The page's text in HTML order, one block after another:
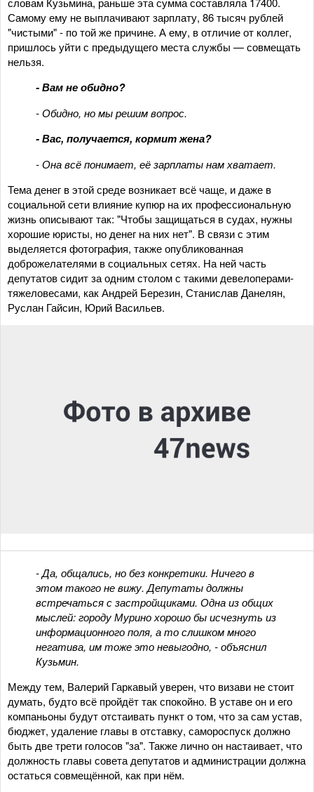
Самому ему не выплачивают зарплату, 86 тысяч рублей
"чистыми" - по той же причине. А ему, в отличие от коллег,
пришлось уйти с предыдущего места службы — совмещать
нельзя.
- Вам не обидно?
- Обидно, но мы решим вопрос.
- Вас, получается, кормит жена?
- Она всё понимает, её зарплаты нам хватает.
Тема денег в этой среде возникает всё чаще, и даже в
социальной сети влияние купюр на их профессиональную
жизнь описывают так: "Чтобы защищаться в судах, нужны
хорошие юристы, но денег на них нет". В связи с этим
выделяется фотография, также опубликованная
доброжелателями в социальных сетях. На ней часть
депутатов сидит за одним столом с такими девелоперами-
тяжеловесами, как Андрей Березин, Станислав Данелян,
Руслан Гайсин, Юрий Васильев.
- Да, общались, но без конкретики. Ничего в
этом такого не вижу. Депутаты должны
встречаться с застройщиками. Одна из общих
мыслей: городу Мурино хорошо бы исчезнуть из
информационного поля, а то слишком много
негатива, им тоже это невыгодно, - объяснил
Кузьмин.
Между тем, Валерий Гаркавый уверен, что визави не стоит
думать, будто всё пройдёт так спокойно. В уставе он и его
компаньоны будут отстаивать пункт о том, что за сам устав,
бюджет, удаление главы в отставку, самороспуск должно
быть две трети голосов "за". Также лично он настаивает, что
должность главы совета депутатов и администрации должна
остаться совмещённой, как при нём.